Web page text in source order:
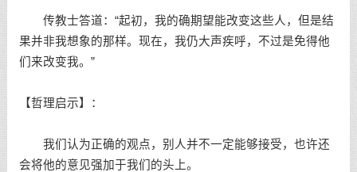
传教士答道：“起初，我的确期望能改变这些人，但是结
果并非我想象的那样。现在，我仍大声疾呼，不过是免得他
们来改变我。”
【哲理启示】：
我们认为正确的观点，别人并不一定能够接受，也许还
会将他的意见强加于我们的头上。